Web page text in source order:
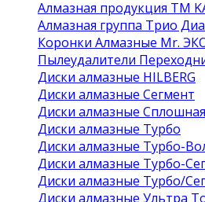
Алмазная продукция ТМ
Алмазная группа Трио
Коронки Алмазные Mr.
Пылеудалители
Диски алмазные HILBERG
Диски алмазные Сегмент
Диски алмазные
Диски алмазные Турбо
Диски алмазные Турбо-
Диски алмазные Турбо-
Диски алмазные Турбо/
Диски алмазные Ультра